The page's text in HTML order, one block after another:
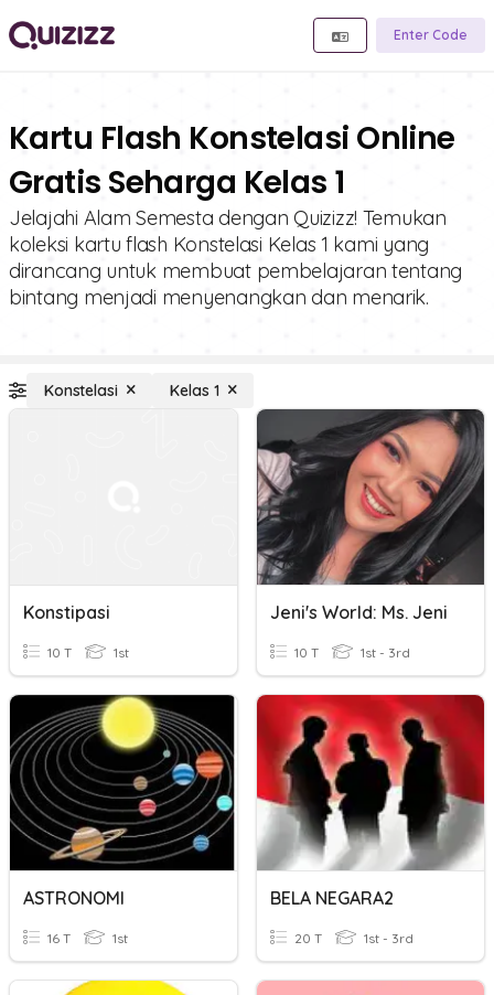
Enter Code
Kartu Flash Konstelasi Online
Gratis Seharga Kelas 1
Jelajahi Alam Semesta dengan Quizizz! Temukan
koleksi kartu flash Konstelasi Kelas 1 kami yang
dirancang untuk membuat pembelajaran tentang
bintang menjadi menyenangkan dan menarik.
Konstelasi Kelas 1
Konstipasi
10 T 1st
Jeni's World: Ms. Jeni
10 T 1st - 3rd
ASTRONOMI
16 T 1st
BELA NEGARA2
20 T 1st - 3rd